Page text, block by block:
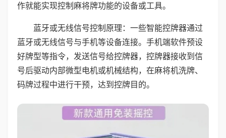
作就能实现控制麻将牌功能的设备或工具。
蓝牙或无线信号控制原理：一些智能控牌器通过
蓝牙或无线信号与手机等设备连接。手机端软件预设
好牌型等指令，发送信号给控牌器，控牌器接收到信
号后驱动内部微型电机或机械结构，在麻将机洗牌、
码牌过程中进行干预，达到控牌目的。